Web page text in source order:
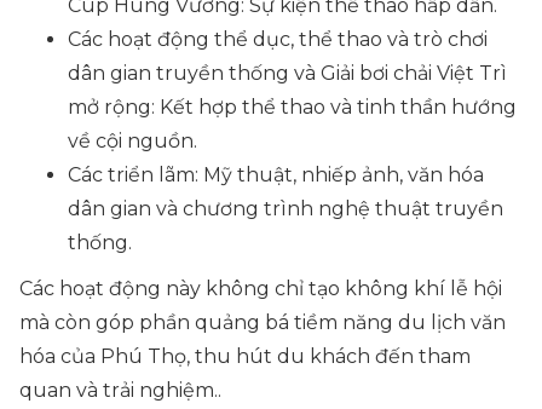
Cúp Hùng Vương: Sự kiện thể thao hấp dẫn.
Các hoạt động thể dục, thể thao và trò chơi
dân gian truyền thống và Giải bơi chải Việt Trì
mở rộng: Kết hợp thể thao và tinh thần hướng
về cội nguồn.
Các triển lãm: Mỹ thuật, nhiếp ảnh, văn hóa
dân gian và chương trình nghệ thuật truyền
thống.
Các hoạt động này không chỉ tạo không khí lễ hội
mà còn góp phần quảng bá tiềm năng du lịch văn
hóa của Phú Thọ, thu hút du khách đến tham
quan và trải nghiệm..